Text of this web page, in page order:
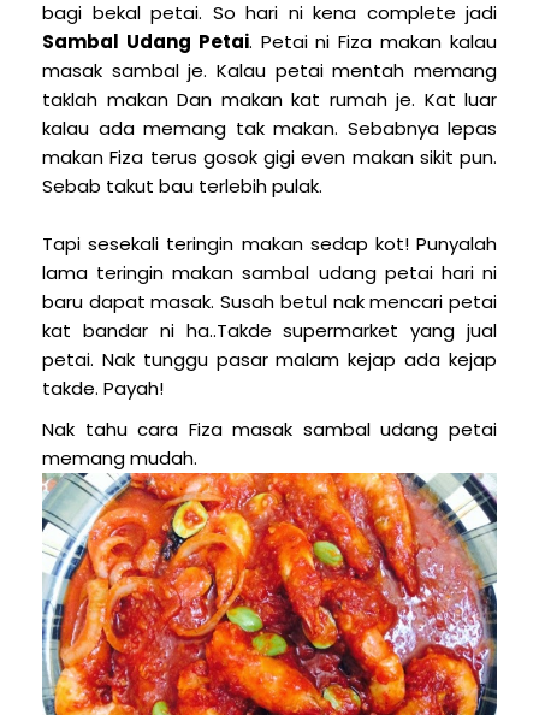
bagi bekal petai. So hari ni kena complete jadi
Sambal Udang Petai. Petai ni Fiza makan kalau
masak sambal je. Kalau petai mentah memang
taklah makan Dan makan kat rumah je. Kat luar
kalau ada memang tak makan. Sebabnya lepas
makan Fiza terus gosok gigi even makan sikit pun.
Sebab takut bau terlebih pulak.
Tapi sesekali teringin makan sedap kot! Punyalah
lama teringin makan sambal udang petai hari ni
baru dapat masak. Susah betul nak mencari petai
kat bandar ni ha..Takde supermarket yang jual
petai. Nak tunggu pasar malam kejap ada kejap
takde. Payah!
Nak tahu cara Fiza masak sambal udang petai
memang mudah.